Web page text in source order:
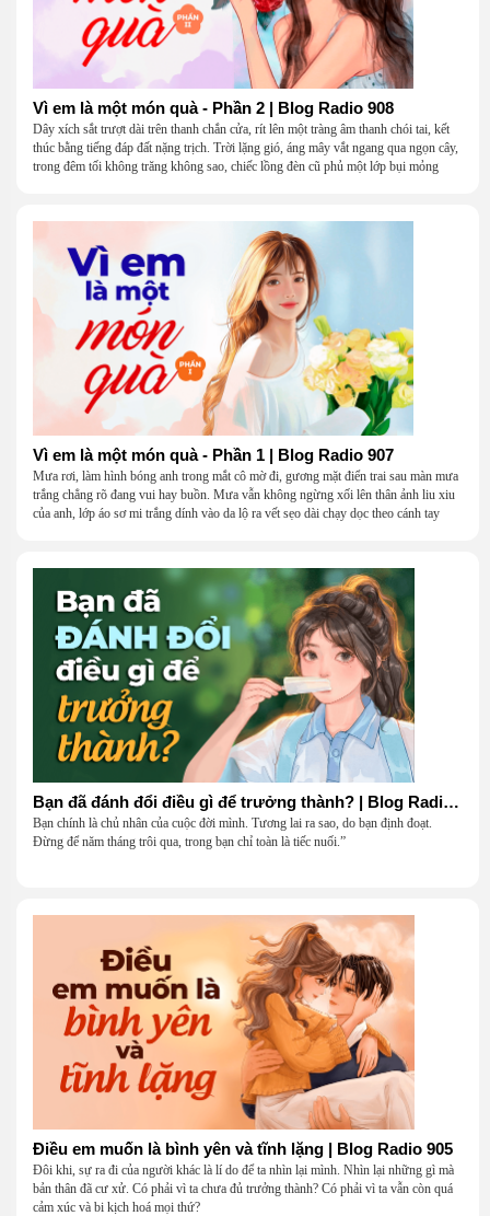
Vì em là một món quà - Phần 2 | Blog Radio 908
Dây xích sắt trượt dài trên thanh chắn cửa, rít lên một tràng âm thanh chói tai, kết
thúc bằng tiếng đáp đất nặng trịch. Trời lặng gió, áng mây vắt ngang qua ngọn cây,
trong đêm tối không trăng không sao, chiếc lồng đèn cũ phủ một lớp bụi mỏng
Vì em là một món quà - Phần 1 | Blog Radio 907
Mưa rơi, làm hình bóng anh trong mắt cô mờ đi, gương mặt điển trai sau màn mưa
trắng chẳng rõ đang vui hay buồn. Mưa vẫn không ngừng xối lên thân ảnh liu xiu
của anh, lớp áo sơ mi trắng dính vào da lộ ra vết sẹo dài chạy dọc theo cánh tay
Bạn đã đánh đổi điều gì để trưởng thành? | Blog Radio 906
Bạn chính là chủ nhân của cuộc đời mình. Tương lai ra sao, do bạn định đoạt.
Đừng để năm tháng trôi qua, trong bạn chỉ toàn là tiếc nuối.”
Điều em muốn là bình yên và tĩnh lặng | Blog Radio 905
Đôi khi, sự ra đi của người khác là lí do để ta nhìn lại mình. Nhìn lại những gì mà
bản thân đã cư xử. Có phải vì ta chưa đủ trưởng thành? Có phải vì ta vẫn còn quá
cảm xúc và bi kịch hoá mọi thứ?